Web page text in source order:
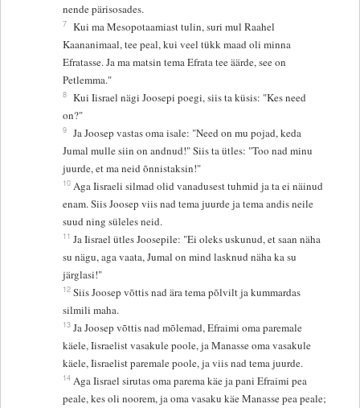
nende pärisosades.
7 Kui ma Mesopotaamiast tulin, suri mul Raahel
Kaananimaal, tee peal, kui veel tükk maad oli minna
Efratasse. Ja ma matsin tema Efrata tee äärde, see on
Petlemma."
8 Kui Iisrael nägi Joosepi poegi, siis ta küsis: "Kes need
on?"
9 Ja Joosep vastas oma isale: "Need on mu pojad, keda
Jumal mulle siin on andnud!" Siis ta ütles: "Too nad minu
juurde, et ma neid õnnistaksin!"
10 Aga Iisraeli silmad olid vanadusest tuhmid ja ta ei näinud
enam. Siis Joosep viis nad tema juurde ja tema andis neile
suud ning süleles neid.
11 Ja Iisrael ütles Joosepile: "Ei oleks uskunud, et saan näha
su nägu, aga vaata, Jumal on mind lasknud näha ka su
järglasi!"
12 Siis Joosep võttis nad ära tema põlvilt ja kummardas
silmili maha.
13 Ja Joosep võttis nad mõlemad, Efraimi oma paremale
käele, Iisraelist vasakule poole, ja Manasse oma vasakule
käele, Iisraelist paremale poole, ja viis nad tema juurde.
14 Aga Iisrael sirutas oma parema käe ja pani Efraimi pea
peale, kes oli noorem, ja oma vasaku käe Manasse pea peale;